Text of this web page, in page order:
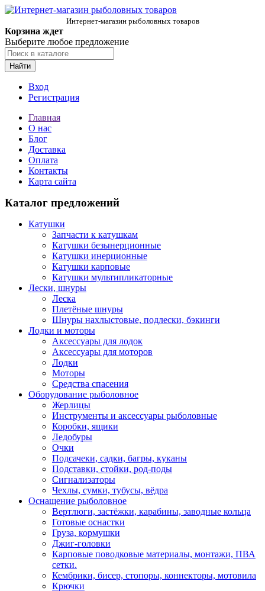
Интернет-магазин рыболовных товаров
Корзина ждет
Выберите любое предложение
Найти
Вход
Регистрация
Главная
О нас
Блог
Доставка
Оплата
Контакты
Карта сайта
Каталог предложений
Катушки
Запчасти к катушкам
Катушки безынерционные
Катушки инерционные
Катушки карповые
Катушки мультипликаторные
Лески, шнуры
Леска
Плетёные шнуры
Шнуры нахлыстовые, подлески, бэкинги
Лодки и моторы
Аксессуары для лодок
Аксессуары для моторов
Лодки
Моторы
Средства спасения
Оборудование рыболовное
Жерлицы
Инструменты и аксессуары рыболовные
Коробки, ящики
Ледобуры
Очки
Подсачеки, садки, багры, куканы
Подставки, стойки, род-поды
Сигнализаторы
Чехлы, сумки, тубусы, вёдра
Оснащение рыболовное
Вертлюги, застёжки, карабины, заводные кольца
Готовые оснастки
Груза, кормушки
Джиг-головки
Карповые поводковые материалы, монтажи, ПВА
сетки.
Кембрики, бисер, стопоры, коннекторы, мотовила
Крючки